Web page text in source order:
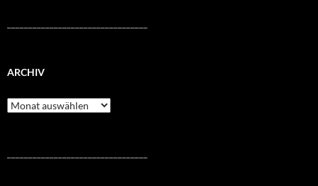
ARCHIV
Archiv